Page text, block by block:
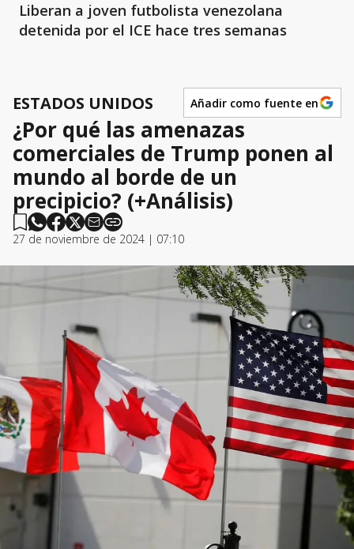
Liberan a joven futbolista venezolana
detenida por el ICE hace tres semanas
ESTADOS UNIDOS Añadir como fuente en
¿Por qué las amenazas
comerciales de Trump ponen al
mundo al borde de un
precipicio? (+Análisis)
27 de noviembre de 2024 | 07:10